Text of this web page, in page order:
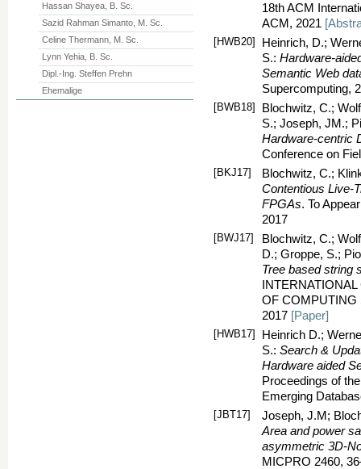
18th ACM
ACM, 2021
[HWB20]
Heinrich, D.;
S.: Hardware-
Semantic Web
Supercomputing,
[BWB18]
Blochwitz, C.;
S.; Joseph, JM.;
Hardware-centric
Conference on
[BKJ17]
Blochwitz, C.;
Contentious Live-
FPGAs. To
2017
[BWJ17]
Blochwitz, C.;
D.; Groppe, S.;
Tree based string
OF COMPUTING
2017 [Paper]
[HWB17]
Heinrich D.;
S.: Search &
Hardware aided
Proceedings of
Emerging
[JBT17]
Joseph, J.M;
Area and power
asymmetric 3D-
MICPRO 2460,
Hassan Shayea, B. Sc.
Sazid Rahman Simanto, M. Sc.
Celine Thermann, M. Sc.
Lynn Yehia, B. Sc.
Dipl.-Ing. Steffen Prehn
Ehemalige